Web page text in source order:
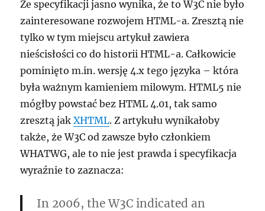
Ze specyfikacji jasno wynika, że to W3C nie było
zainteresowane rozwojem HTML-a. Zresztą nie
tylko w tym miejscu artykuł zawiera
nieścisłości co do historii HTML-a. Całkowicie
pominięto m.in. wersję 4.x tego języka – która
była ważnym kamieniem milowym. HTML5 nie
mógłby powstać bez HTML 4.01, tak samo
zresztą jakXHTML. Z artykułu wynikałoby
także, że W3C od zawsze było członkiem
WHATWG, ale to nie jest prawda i specyfikacja
wyraźnie to zaznacza:
In 2006, the W3C indicated an